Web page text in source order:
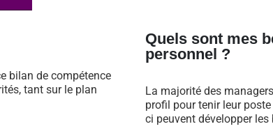
bilan de compétence
tant sur le plan
Quels sont mes
personnel ?
La majorité des
profil pour tenir leur
ci peuvent développer les